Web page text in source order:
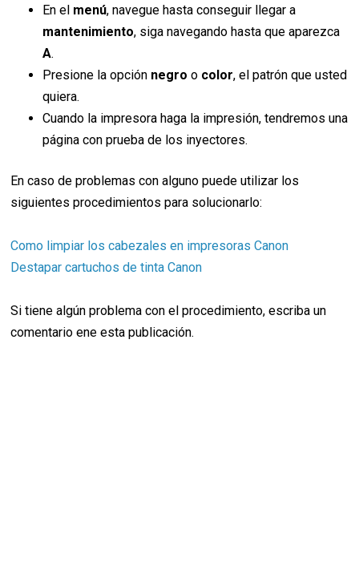
En el menú, navegue hasta conseguir llegar a
mantenimiento, siga navegando hasta que aparezca
A.
Presione la opción negroo color, el patrón que usted
quiera.
Cuando la impresora haga la impresión, tendremos una
página con prueba de los inyectores.
En caso de problemas con alguno puede utilizar los
siguientes procedimientos para solucionarlo:
Como limpiar los cabezales en impresoras Canon
Destapar cartuchos de tinta Canon
Si tiene algún problema con el procedimiento, escriba un
comentario ene esta publicación.